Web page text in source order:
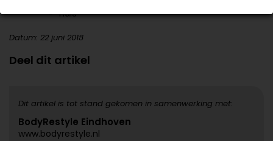
hals
Datum: 22 juni 2018
Deel dit artikel
Dit artikel is tot stand gekomen in samenwerking met:
BodyRestyle Eindhoven
www.bodyrestyle.nl